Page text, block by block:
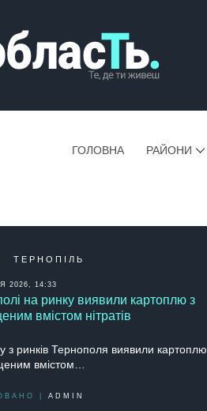
ГОЛОВНА РАЙОНИ
ТЕРНОПІЛЬ
2026, 14:33
на ринку виявили картоплю з
вмістом нітратів
з ринків Тернополя виявили картоплю
вмістом…
| ADMIN